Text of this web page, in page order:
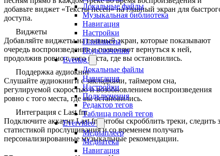
Локальные файлы
Музыкальная библиотека
Навигация
Настройки
Плейлисты
Подключения
Evertag
Локальные файлы
Навигация
Настройки
Подключения
Редактор тегов
Таблица полей тегов
Evervideo
Медиаплеер
Медиатека
Навигация
добавьте виджет «Тексты песен» на главный экран для
доступа.
Виджеты
Добавляйте виджеты на главный экран, которые показывают
очередь воспроизведения и позволяют вернуться к ней,
продолжив ровно с того места, где вы остановились.
Поддержка аудиокниг
Слушайте аудиокниги с закладками, таймером сна,
регулируемой скоростью и возобновлением воспроизведения
ровно с того места, где вы остановились.
Интеграция с Last.fm
Подключите аккаунт Last.fm, чтобы скробблить треки, следить
статистикой прослушивания и со временем получать
персонализированные музыкальные рекомендации.